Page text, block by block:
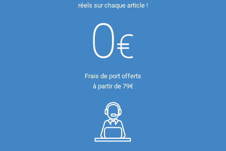
réels sur chaque article !
Frais de port offerts
à partir de 79€